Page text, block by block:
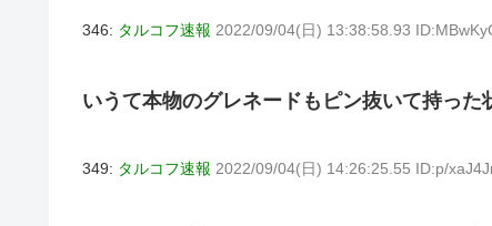
346: タルコフ速報 2022/09/04(日) 13:38:58.93
いうて本物のグレネードもピン抜いて持っ
349: タルコフ速報 2022/09/04(日) 14:26:25.55 ID:p/